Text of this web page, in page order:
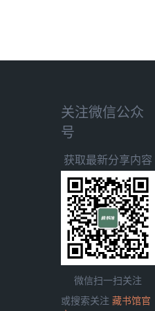
关注微信公众
号
获取最新分享内容
微信扫一扫关注
或搜索关注 藏书馆官